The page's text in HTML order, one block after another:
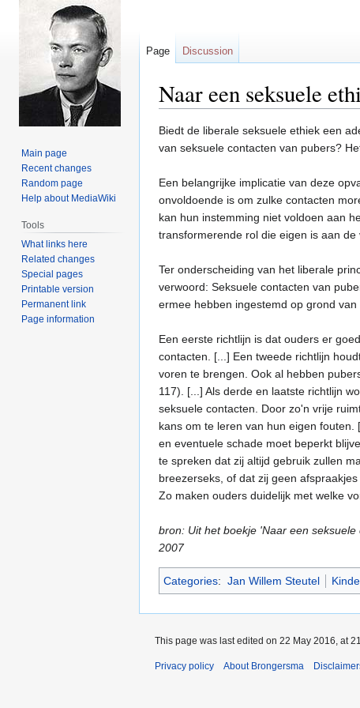
Naar een seksuele
Jump
to
Jump
to
Biedt de liberale seksuele ethiek een
van seksuele contacten van pubers?
Een belangrijke implicatie van deze
onvoldoende is om zulke contacten
kan hun instemming niet voldoen aan
transformerende rol die eigen is aan
Ter onderscheiding van het liberale
verwoord: Seksuele contacten van
ermee hebben ingestemd op grond
Een eerste richtlijn is dat ouders er
contacten. [...] Een tweede richtlijn
voren te brengen. Ook al hebben
117). [...] Als derde en laatste richtlijn
seksuele contacten. Door zo'n vrije
kans om te leren van hun eigen
en eventuele schade moet beperkt
te spreken dat zij altijd gebruik zullen
breezerseks, of dat zij geen
Zo maken ouders duidelijk met welke
bron: Uit het boekje 'Naar een
2007
Categories: Jan Willem Steutel
Page Discussion
Main page
Recent changes
Random page
Help about MediaWiki
Tools
What links here
Related changes
Special pages
Printable version
Permanent link
Page information
This page was last edited on 22 May 2016, at
Privacy policy About Brongersma